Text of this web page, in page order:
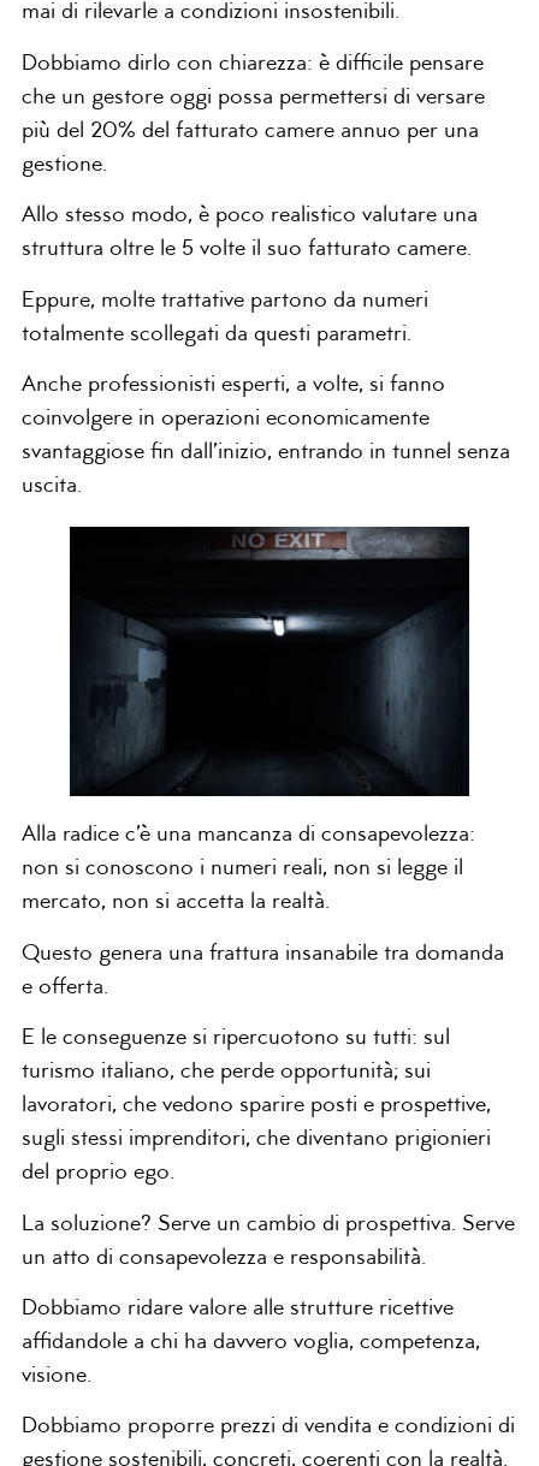
mai di rilevarle a condizioni insostenibili.
Dobbiamo dirlo con chiarezza: è difficile pensare
che un gestore oggi possa permettersi di versare
più del 20% del fatturato camere annuo per una
gestione.
Allo stesso modo, è poco realistico valutare una
struttura oltre le 5 volte il suo fatturato camere.
Eppure, molte trattative partono da numeri
totalmente scollegati da questi parametri.
Anche professionisti esperti, a volte, si fanno
coinvolgere in operazioni economicamente
svantaggiose fin dall’inizio, entrando in tunnel senza
uscita.
Alla radice c’è una mancanza di consapevolezza:
non si conoscono i numeri reali, non si legge il
mercato, non si accetta la realtà.
Questo genera una frattura insanabile tra domanda
e offerta.
E le conseguenze si ripercuotono su tutti: sul
turismo italiano, che perde opportunità; sui
lavoratori, che vedono sparire posti e prospettive,
sugli stessi imprenditori, che diventano prigionieri
del proprio ego.
La soluzione? Serve un cambio di prospettiva. Serve
un atto di consapevolezza e responsabilità.
Dobbiamo ridare valore alle strutture ricettive
affidandole a chi ha davvero voglia, competenza,
visione.
Dobbiamo proporre prezzi di vendita e condizioni di
gestione sostenibili, concreti, coerenti con la realtà.